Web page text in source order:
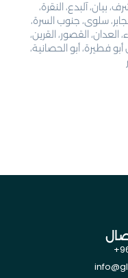
بيان، آلبدع، النقرة،
سلوى، جنوب السرة،
العدان، القصور، القرين،
فطيرة، أبو الحصانية،